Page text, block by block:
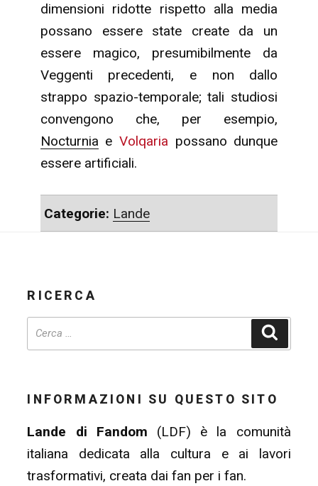
dimensioni ridotte rispetto alla media
possano essere state create da un
essere magico, presumibilmente da
Veggenti precedenti, e non dallo
strappo spazio-temporale; tali studiosi
convengono che, per esempio,
Nocturnia e Volqaria possano dunque
essere artificiali.
Categorie: Lande
RICERCA
INFORMAZIONI SU QUESTO SITO
Lande di Fandom (LDF) è la comunità
italiana dedicata alla cultura e ai lavori
trasformativi, creata dai fan per i fan.